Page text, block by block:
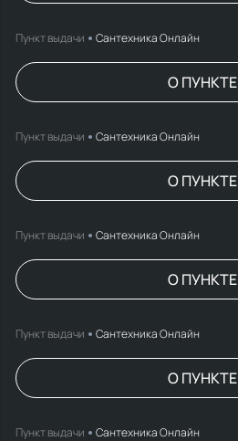
Пункт выдачи Сантехника Онлайн
О ПУНКТЕ
Пункт выдачи Сантехника Онлайн
О ПУНКТЕ
Пункт выдачи Сантехника Онлайн
О ПУНКТЕ
Пункт выдачи Сантехника Онлайн
О ПУНКТЕ
Пункт выдачи Сантехника Онлайн